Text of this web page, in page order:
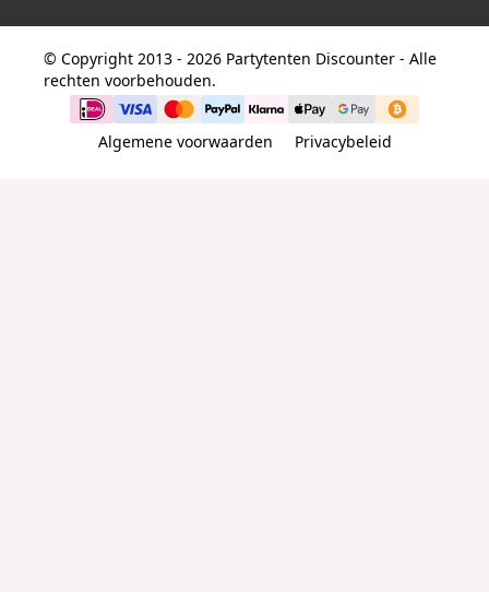
© Copyright 2013 - 2026 Partytenten Discounter - Alle
rechten voorbehouden.
Algemene voorwaarden Privacybeleid